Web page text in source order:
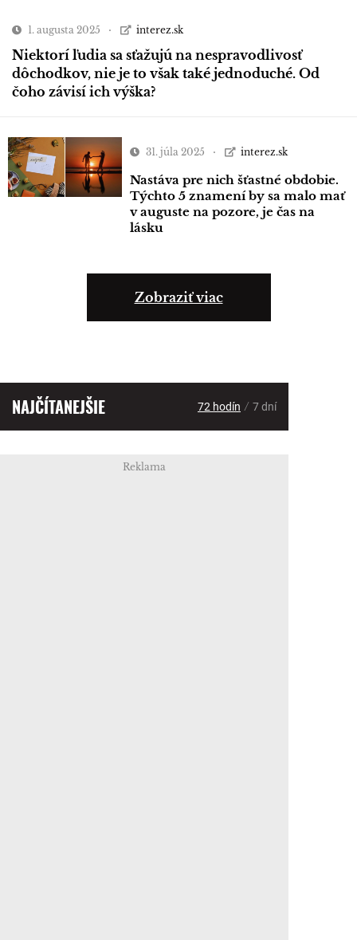
1. augusta 2025 interez.sk
Niektorí ľudia sa sťažujú na nespravodlivosť
dôchodkov, nie je to však také jednoduché. Od
čoho závisí ich výška?
31. júla 2025 interez.sk
Nastáva pre nich šťastné obdobie.
Týchto 5 znamení by sa malo mať
v auguste na pozore, je čas na
lásku
Zobraziť viac
NAJČÍTANEJŠIE 72 hodín / 7 dní
Reklama